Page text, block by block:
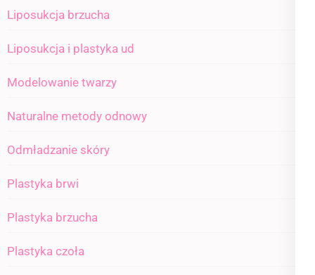
Liposukcja brzucha
Liposukcja i plastyka ud
Modelowanie twarzy
Naturalne metody odnowy
Odmładzanie skóry
Plastyka brwi
Plastyka brzucha
Plastyka czoła